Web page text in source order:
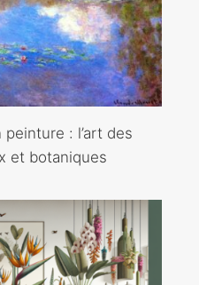
: l’art des
et botaniques